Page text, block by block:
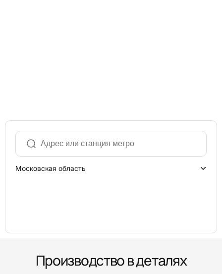
Московская область
Производство в деталях